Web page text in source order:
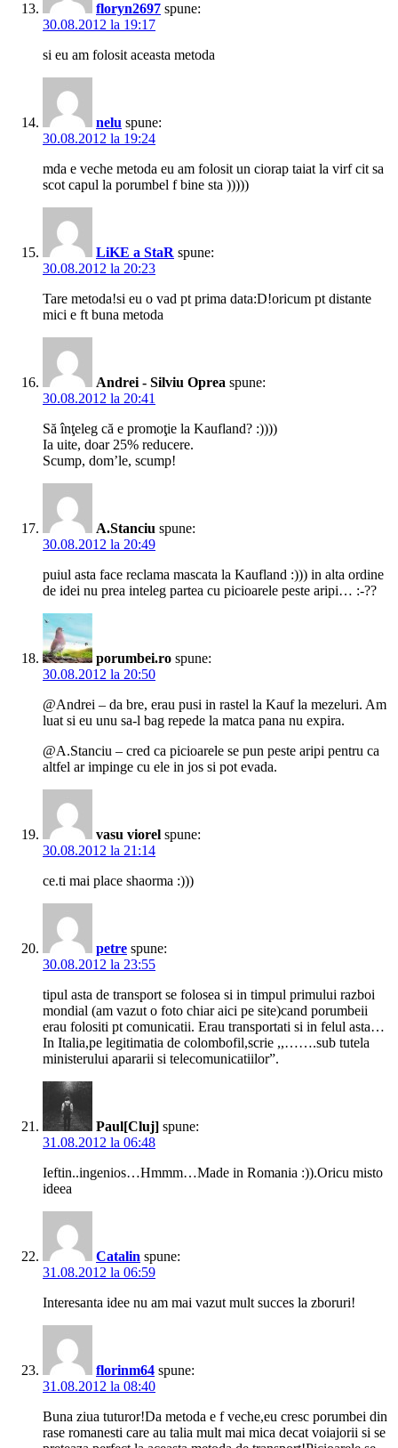
floryn2697 spune:
30.08.2012 la 19:17
si eu am folosit aceasta metoda
nelu spune:
30.08.2012 la 19:24
mda e veche metoda eu am folosit un ciorap taiat la virf cit sa
scot capul la porumbel f bine sta )))))
LiKE a StaR spune:
30.08.2012 la 20:23
Tare metoda!si eu o vad pt prima data:D!oricum pt distante
mici e ft buna metoda
Andrei - Silviu Oprea spune:
30.08.2012 la 20:41
Să înţeleg că e promoţie la Kaufland? :))))
Ia uite, doar 25% reducere.
Scump, dom’le, scump!
A.Stanciu spune:
30.08.2012 la 20:49
puiul asta face reclama mascata la Kaufland :))) in alta ordine
de idei nu prea inteleg partea cu picioarele peste aripi… :-??
porumbei.ro spune:
30.08.2012 la 20:50
@Andrei – da bre, erau pusi in rastel la Kauf la mezeluri. Am
luat si eu unu sa-l bag repede la matca pana nu expira.
@A.Stanciu – cred ca picioarele se pun peste aripi pentru ca
altfel ar impinge cu ele in jos si pot evada.
vasu viorel spune:
30.08.2012 la 21:14
ce.ti mai place shaorma :)))
petre spune:
30.08.2012 la 23:55
tipul asta de transport se folosea si in timpul primului razboi
mondial (am vazut o foto chiar aici pe site)cand porumbeii
erau folositi pt comunicatii. Erau transportati si in felul asta…
In Italia,pe legitimatia de colombofil,scrie ,,…….sub tutela
ministerului apararii si telecomunicatiilor”.
Paul[Cluj] spune:
31.08.2012 la 06:48
Ieftin..ingenios…Hmmm…Made in Romania :)).Oricu misto
ideea
Catalin spune:
31.08.2012 la 06:59
Interesanta idee nu am mai vazut mult succes la zboruri!
florinm64 spune:
31.08.2012 la 08:40
Buna ziua tuturor!Da metoda e f veche,eu cresc porumbei din
rase romanesti care au talia mult mai mica decat voiajorii si se